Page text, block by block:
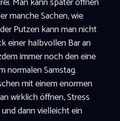
manche Sachen, wie
Putzen kann man nicht
einer halbvollen Bar an
immer noch den eine
normalen Samstag.
mit einem enormen
wirklich öffnen, Stress
dann vielleicht ein